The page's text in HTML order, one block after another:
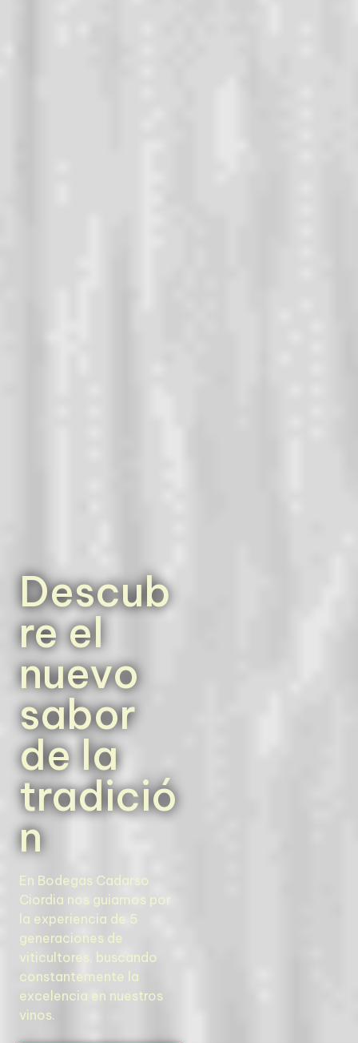
Descub
re el
nuevo
sabor
de la
tradició
n
En Bodegas Cadarso
Ciordia nos guiamos por
la experiencia de 5
generaciones de
viticultores, buscando
constantemente la
excelencia en nuestros
vinos.